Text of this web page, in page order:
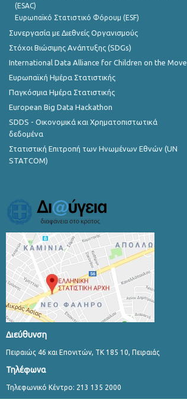
(ESAC)
Ευρωπαϊκό Στατιστικό Φόρουμ (ESF)
Συνεργασία με Διεθνείς Οργανισμούς
Στόχοι Βιώσιμης Ανάπτυξης (SDGs)
International Data Alliance for Children on the Move
Ευρωπαϊκή Ημέρα Στατιστικής
Παγκόσμια Ημέρα Στατιστικής
European Big Data Hackathon
SDDS - Οικονομικά και Χρηματοπιστωτικά
δεδομένα
Στατιστική Επιτροπή των Ηνωμένων Εθνών (UN
STATCOM)
Διεύθυνση
Πειραιώς 46 και Επονιτών, ΤΚ 185 10, Πειραιάς
Τηλέφωνα
Τηλεφωνικό Κέντρο: 213 135 2000